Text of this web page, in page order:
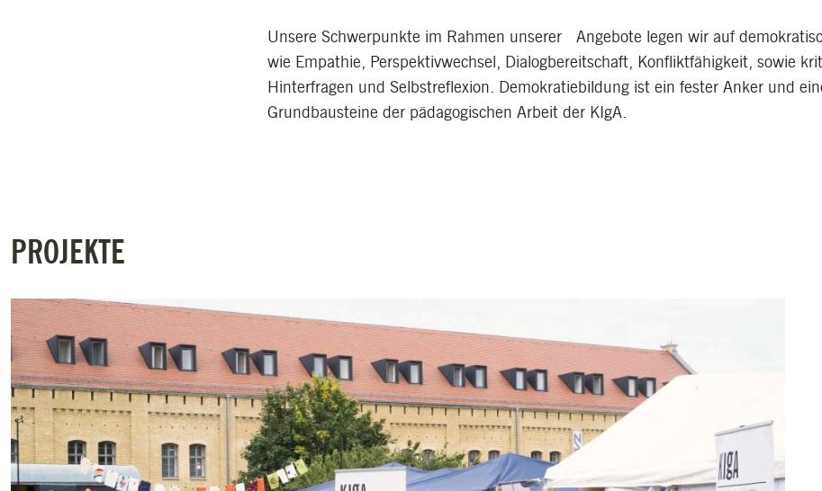
Unsere Schwerpunkte im Rahmen unserer Angebote legen wir auf
wie Empathie, Perspektivwechsel, Dialogbereitschaft, Konfliktfähigkeit, sowie
Hinterfragen und Selbstreflexion. Demokratiebildung ist ein fester Anker und
Grundbausteine der pädagogischen Arbeit der KIgA.
PROJEKTE